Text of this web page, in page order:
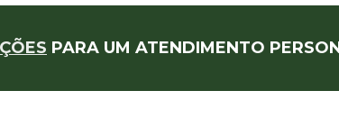
PARA UM ATENDIMENTO